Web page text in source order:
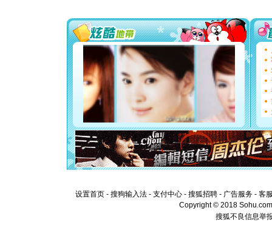
[圣诞节]
你太多
要平安！
[圣诞节]
能正大
都要快乐
[圣诞节]
如意,快
[元旦]
看
断电。
你是我专
[元旦]如
起；二是
离。水晶
[元旦]当
[春节] 风
颜！冬去
道一声平
设置首页 - 搜狗输入法 - 支付中心 - 搜狐招聘 - 广告服务 - 客
Copyright © 2018
搜狐不良信息举